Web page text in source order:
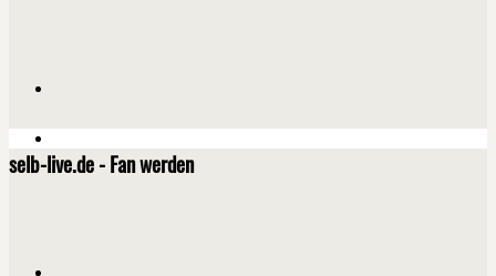
selb-live.de - Fan werden